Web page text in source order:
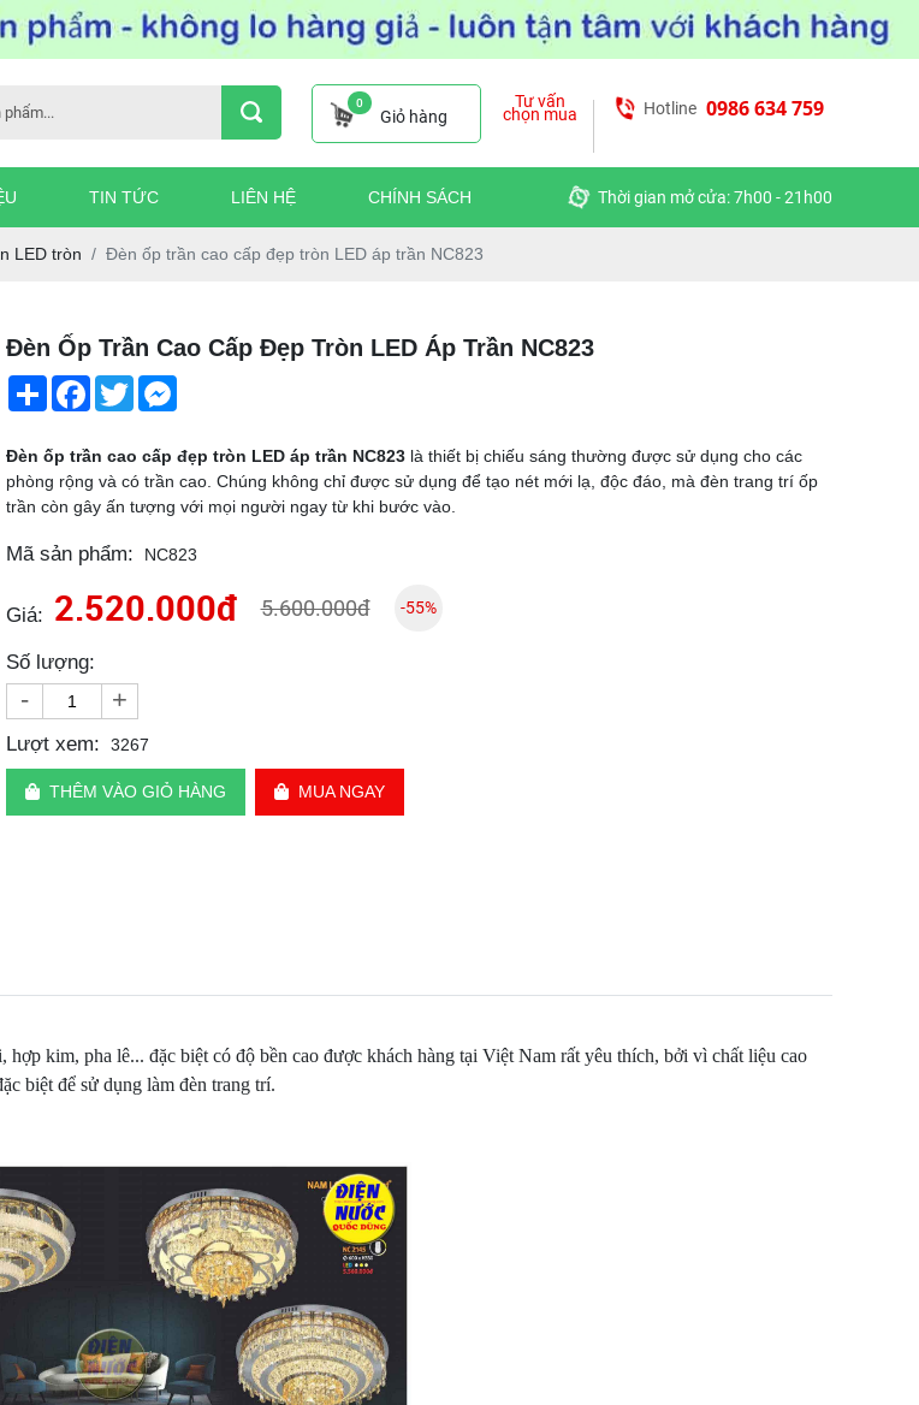
0
Giỏ hàng
Tư vấn
chọn mua Hotline 0986 634 759
TIN TỨC LIÊN HỆ CHÍNH SÁCH Thời gian mở cửa: 7h00 - 21h00
LED tròn Đèn ốp trần cao cấp đẹp tròn LED áp trần NC823
Đèn Ốp Trần Cao Cấp Đẹp Tròn LED Áp Trần NC823
ShareFacebook
TwitterMessenger
Đèn ốp trần cao cấp đẹp tròn LED áp trần NC823 là thiết bị chiếu sáng thường được sử dụng cho các
phòng rộng và có trần cao. Chúng không chỉ được sử dụng để tạo nét mới lạ, độc đáo, mà đèn trang trí ốp
trần còn gây ấn tượng với mọi người ngay từ khi bước vào.
Mã sản phẩm: NC823
Giá: 2.520.000đ 5.600.000đ -55%
Số lượng:
- +
Lượt xem: 3267
THÊM VÀO GIỎ HÀNG MUA NGAY
hợp kim, pha lê... đặc biệt có độ bền cao được khách hàng tại Việt Nam rất yêu thích, bởi vì chất liệu cao
biệt để sử dụng làm đèn trang trí.